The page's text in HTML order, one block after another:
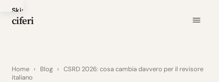
Skip
to
ciferi
Home › Blog › CSRD 2026: cosa cambia davvero per il revisore
italiano